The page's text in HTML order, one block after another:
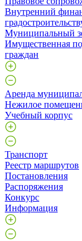
Внутренний
Муниципальный
Имущественная
граждан
Аренда
Нежилое
Учебный корпус
Транспорт
Реестр маршрутов
Постановления
Распоряжения
Конкурс
Информация